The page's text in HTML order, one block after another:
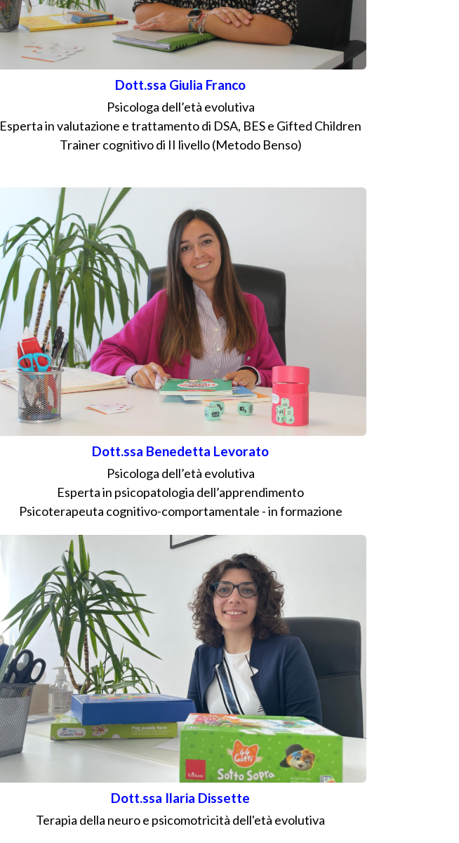
Dott.ssa Giulia Franco
Psicologa dell’età evolutiva
Esperta in valutazione e trattamento di DSA, BES e Gifted Children
Trainer cognitivo di II livello (Metodo Benso)
Dott.ssa Benedetta Levorato
Psicologa dell’età evolutiva
Esperta in psicopatologia dell’apprendimento
Psicoterapeuta cognitivo-comportamentale - in formazione
Dott.ssa Ilaria Dissette
Terapia della neuro e psicomotricità dell'età evolutiva